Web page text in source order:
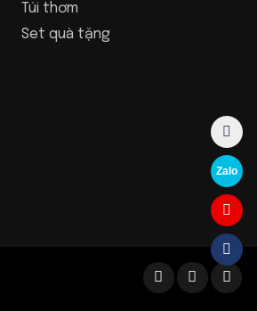
Túi thơm
Set quà tặng
Zalo